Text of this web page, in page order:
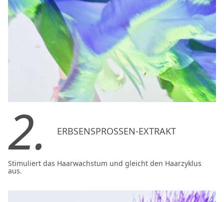
2. ERBSENSPROSSEN-EXTRAKT
Stimuliert das Haarwachstum und gleicht den Haarzyklus
aus.